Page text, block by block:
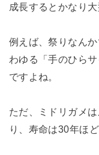
成長するとかなり
例えば、祭りなん
わゆる「手のひら
ですよね。
ただ、ミドリガメ
り、寿命は30年ほ